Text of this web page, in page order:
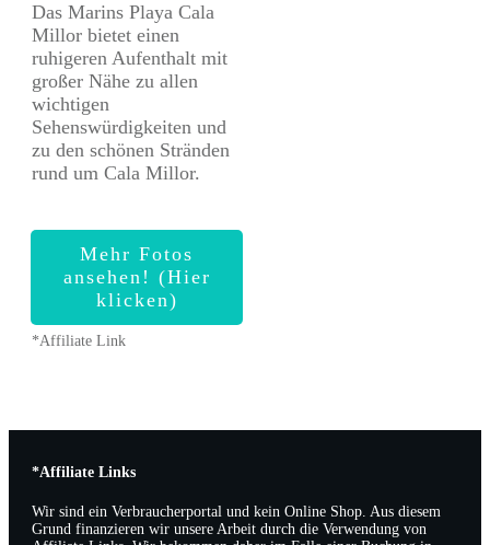
Das Marins Playa Cala
Millor bietet einen
ruhigeren Aufenthalt mit
großer Nähe zu allen
wichtigen
Sehenswürdigkeiten und
zu den schönen Stränden
rund um Cala Millor.
Mehr Fotos
ansehen! (Hier
klicken)
*Affiliate Link
*Affiliate Links
Wir sind ein Verbraucherportal und kein Online Shop. Aus diesem
Grund finanzieren wir unsere Arbeit durch die Verwendung von